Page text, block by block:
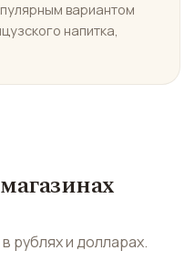
вариантом
напитка,
рублях и долларах.